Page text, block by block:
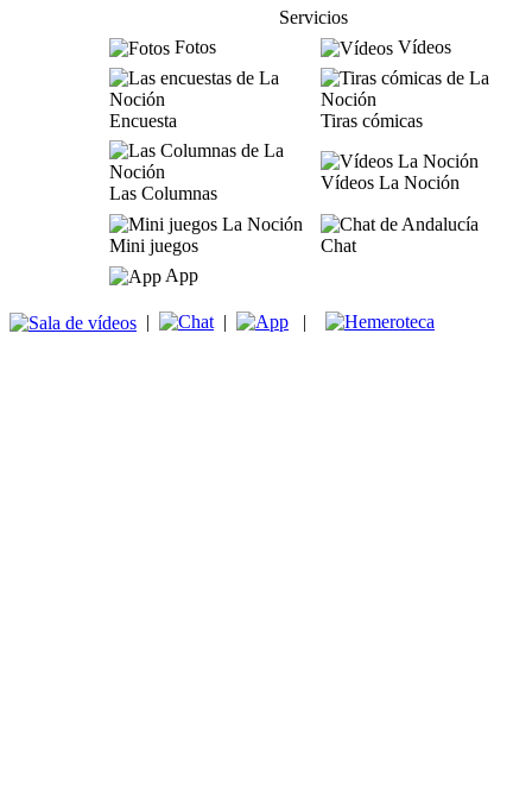
Servicios
Fotos
Vídeos
Encuesta Tiras cómicas
Las Columnas
Vídeos La Noción
Mini juegos
Chat
App
| | |